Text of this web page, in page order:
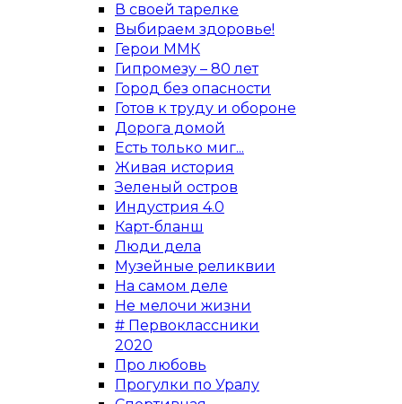
В своей тарелке
Выбираем здоровье!
Герои ММК
Гипромезу – 80 лет
Город без опасности
Готов к труду и обороне
Дорога домой
Есть только миг...
Живая история
Зеленый остров
Индустрия 4.0
Карт-бланш
Люди дела
Музейные реликвии
На самом деле
Не мелочи жизни
# Первоклассники
2020
Про любовь
Прогулки по Уралу